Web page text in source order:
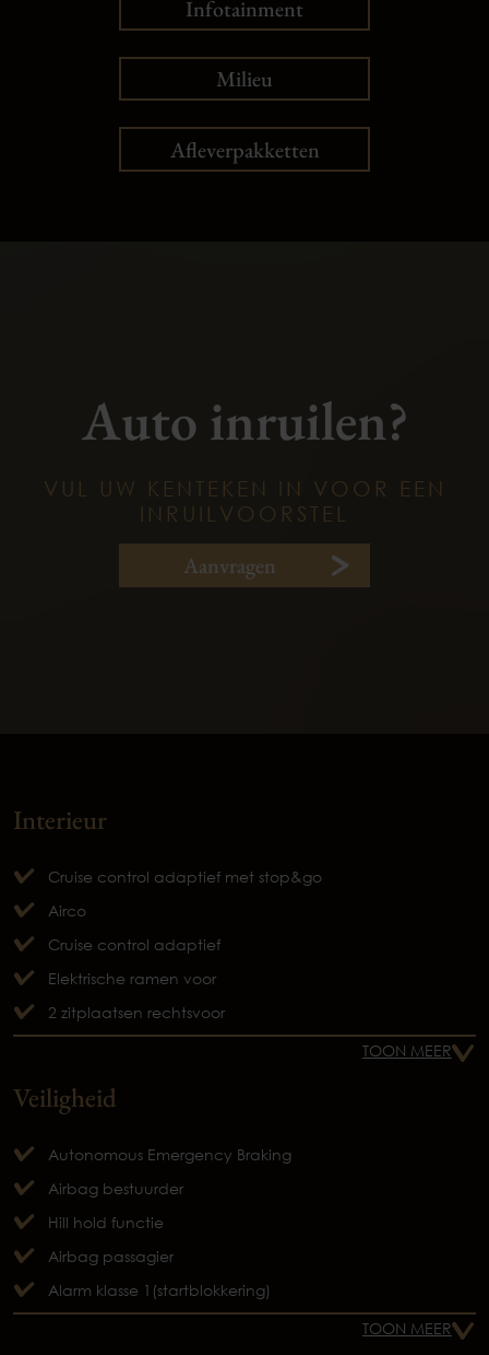
Infotainment
Milieu
Afleverpakketten
Auto inruilen?
VUL UW KENTEKEN IN VOOR EEN
INRUILVOORSTEL
Aanvragen
Interieur
Cruise control adaptief met stop&go
Airco
Cruise control adaptief
Elektrische ramen voor
2 zitplaatsen rechtsvoor
TOON MEER
Veiligheid
Autonomous Emergency Braking
Airbag bestuurder
Hill hold functie
Airbag passagier
Alarm klasse 1(startblokkering)
TOON MEER